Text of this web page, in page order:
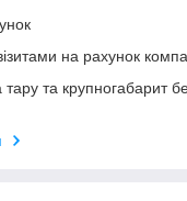
на рахунок
тару та крупногабарит